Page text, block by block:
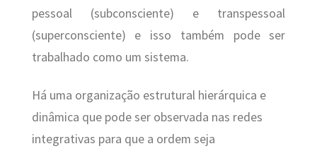
pessoal (subconsciente) e transpessoal
(superconsciente) e isso também pode ser
trabalhado como um sistema.
Há uma organização estrutural hierárquica e
dinâmica que pode ser observada nas redes
integrativas para que a ordem seja